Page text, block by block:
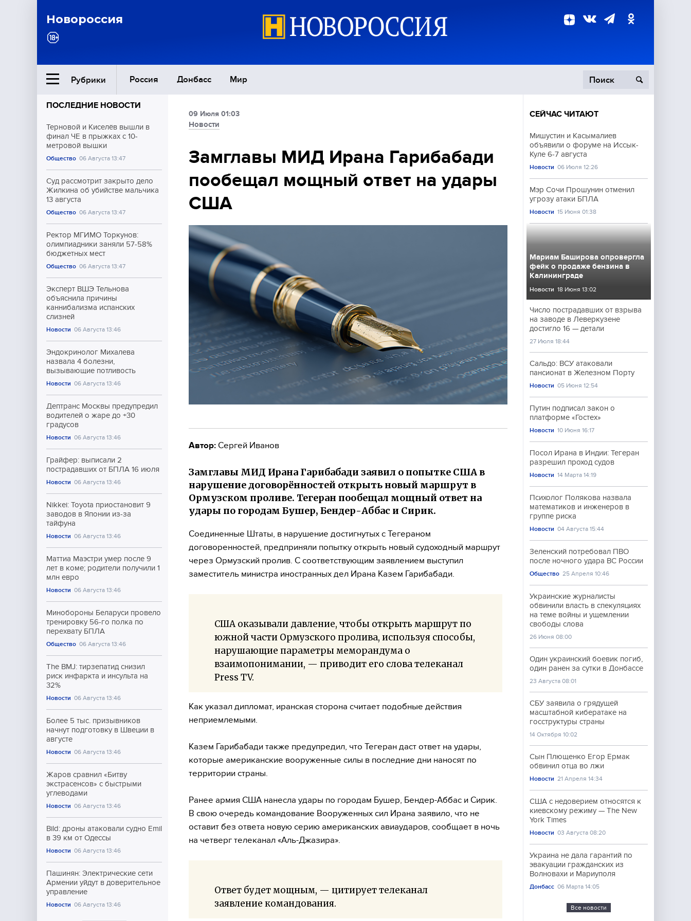
Новороссия
Рубрики Россия Донбасс Мир
Ближний Восток
Общество
Экономика
Происшествия
Культура
Спорт
ПОСЛЕДНИЕ НОВОСТИ
Терновой и Киселёв вышли в
финал ЧЕ в прыжках с 10-
метровой вышки
Общество 06 Августа 13:47
Суд рассмотрит закрыто дело
Жилкина об убийстве мальчика
13 августа
Общество 06 Августа 13:47
Ректор МГИМО Торкунов:
олимпиадники заняли 57-58%
бюджетных мест
Общество 06 Августа 13:47
Эксперт ВШЭ Тельнова
объяснила причины
каннибализма испанских
слизней
Новости 06 Августа 13:46
Эндокринолог Михалева
назвала 4 болезни,
вызывающие потливость
Новости 06 Августа 13:46
Дептранс Москвы предупредил
водителей о жаре до +30
градусов
Новости 06 Августа 13:46
Грайфер: выписали 2
пострадавших от БПЛА 16 июля
Новости 06 Августа 13:46
Nikkei: Toyota приостановит 9
заводов в Японии из-за
тайфуна
Новости 06 Августа 13:46
Маттиа Маэстри умер после 9
лет в коме; родители получили 1
млн евро
Новости 06 Августа 13:46
Минобороны Беларуси провело
тренировку 56-го полка по
перехвату БПЛА
Общество 06 Августа 13:46
The BMJ: тирзепатид снизил
риск инфаркта и инсульта на
32%
Новости 06 Августа 13:46
Более 5 тыс. призывников
начнут подготовку в Швеции в
августе
Новости 06 Августа 13:46
Жаров сравнил «Битву
экстрасенсов» с быстрыми
углеводами
Новости 06 Августа 13:46
Bild: дроны атаковали судно Emil
в 39 км от Одессы
Новости 06 Августа 13:46
Пашинян: Электрические сети
Армении уйдут в доверительное
управление
Новости 06 Августа 13:46
09 Июля 01:03
Новости
Замглавы МИД Ирана Гарибабади
пообещал мощный ответ на удары
США
Автор: Сергей Иванов
Замглавы МИД Ирана Гарибабади заявил о попытке США в
нарушение договорённостей открыть новый маршрут в
Ормузском проливе. Тегеран пообещал мощный ответ на
удары по городам Бушер, Бендер-Аббас и Сирик.
Соединенные Штаты, в нарушение достигнутых с Тегераном
договоренностей, предприняли попытку открыть новый судоходный маршрут
через Ормузский пролив. С соответствующим заявлением выступил
заместитель министра иностранных дел Ирана Казем Гарибабади.
США оказывали давление, чтобы открыть маршрут по
южной части Ормузского пролива, используя способы,
нарушающие параметры меморандума о
взаимопонимании, — приводит его слова телеканал
Press TV.
Как указал дипломат, иранская сторона считает подобные действия
неприемлемыми.
Казем Гарибабади также предупредил, что Тегеран даст ответ на удары,
которые американские вооруженные силы в последние дни наносят по
территории страны.
Ранее армия США нанесла удары по городам Бушер, Бендер-Аббас и Сирик.
В свою очередь командование Вооруженных сил Ирана заявило, что не
оставит без ответа новую серию американских авиаударов, сообщает в ночь
на четверг телеканал «Аль-Джазира».
Ответ будет мощным, — цитирует телеканал
заявление командования.
СЕЙЧАС ЧИТАЮТ
Мишустин и Касымалиев
объявили о форуме на Иссык-
Куле 6-7 августа
Новости 06 Июля 12:26
Мэр Сочи Прошунин отменил
угрозу атаки БПЛА
Новости 15 Июня 01:38
Мариам Баширова опровергла
фейк о продаже бензина в
Калининграде
Новости 18 Июня 13:02
Число пострадавших от взрыва
на заводе в Леверкузене
достигло 16 — детали
27 Июля 18:44
Сальдо: ВСУ атаковали
пансионат в Железном Порту
Новости 05 Июня 12:54
Путин подписал закон о
платформе «Гостех»
Новости 10 Июня 16:17
Посол Ирана в Индии: Тегеран
разрешил проход судов
Новости 14 Марта 14:19
Психолог Полякова назвала
математиков и инженеров в
группе риска
Новости 04 Августа 15:44
Зеленский потребовал ПВО
после ночного удара ВС России
Общество 25 Апреля 10:46
Украинские журналисты
обвинили власть в спекуляциях
на теме войны и ущемлении
свободы слова
26 Июня 08:00
Один украинский боевик погиб,
один ранен за сутки в Донбассе
23 Августа 08:01
СБУ заявила о грядущей
масштабной кибератаке на
госструктуры страны
14 Октября 10:02
Сын Плющенко Егор Ермак
обвинил отца во лжи
Новости 21 Апреля 14:34
США с недоверием относятся к
киевскому режиму — The New
York Times
Новости 03 Августа 08:20
Украина не дала гарантий по
эвакуации гражданских из
Волновахи и Мариуполя
Донбасс 06 Марта 14:05
Все новости